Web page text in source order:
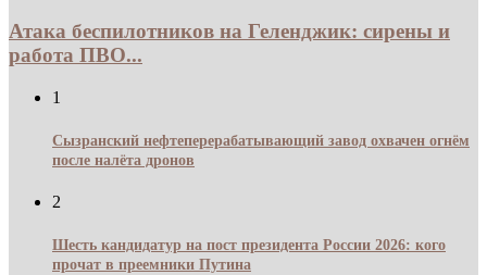
Атака беспилотников на Геленджик: сирены и
работа ПВО...
1
Сызранский нефтеперерабатывающий завод охвачен огнём
после налёта дронов
2
Шесть кандидатур на пост президента России 2026: кого
прочат в преемники Путина